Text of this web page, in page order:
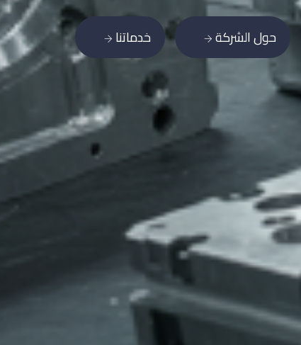
حول الشركة خدماتنا